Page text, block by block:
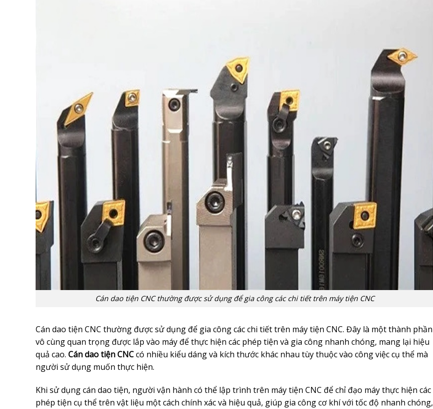
Cán dao tiện CNC thường được sử dụng để gia công các chi tiết trên máy tiện CNC
Cán dao tiện CNC thường được sử dụng để gia công các chi tiết trên máy tiện CNC. Đây là một thành phần
vô cùng quan trọng được lắp vào máy để thực hiện các phép tiện và gia công nhanh chóng, mang lại hiệu
quả cao. Cán dao tiện CNCcó nhiều kiểu dáng và kích thước khác nhau tùy thuộc vào công việc cụ thể mà
người sử dụng muốn thực hiện.
Khi sử dụng cán dao tiện, người vận hành có thể lập trình trên máy tiện CNC để chỉ đạo máy thực hiện các
phép tiện cụ thể trên vật liệu một cách chính xác và hiệu quả, giúp gia công cơ khí với tốc độ nhanh chóng,